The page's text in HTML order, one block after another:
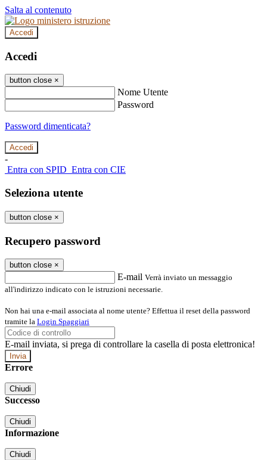
Salta al contenuto
Accedi
Accedi
button close ×
Nome Utente
Password
Password dimenticata?
-
Entra con SPID Entra con CIE
Seleziona utente
button close ×
Recupero password
button close ×
E-mail Verrà inviato un messaggio
all'indirizzo indicato con le istruzioni necessarie.
Non hai una e-mail associata al nome utente? Effettua il reset della password
tramite la Login Spaggiari
E-mail inviata, si prega di controllare la casella di posta elettronica!
Errore
Chiudi
Successo
Chiudi
Informazione
Chiudi